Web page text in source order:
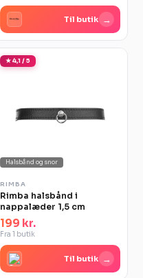
Til butik →
★ 4,1 / 5
Halsbånd og snor
RIMBA
Rimba halsbånd i
nappalæder 1,5 cm
199 kr.
Fra 1 butik
Til butik →